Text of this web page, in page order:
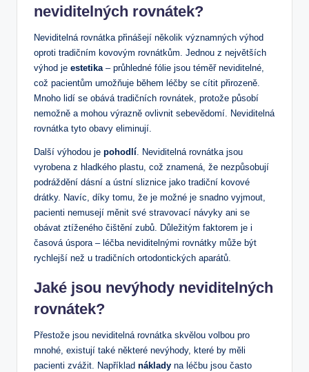
neviditelných rovnátek?
Neviditelná rovnátka přinášejí několik významných výhod
oproti tradičním kovovým rovnátkům. Jednou z největších
výhod je estetika– průhledné fólie jsou téměř neviditelné,
což pacientům umožňuje během léčby se cítit přirozeně.
Mnoho lidí se obává tradičních rovnátek, protože působí
nemožně a mohou výrazně ovlivnit sebevědomí. Neviditelná
rovnátka tyto obavy eliminují.
Další výhodou je pohodlí. Neviditelná rovnátka jsou
vyrobena z hladkého plastu, což znamená, že nezpůsobují
podráždění dásní a ústní sliznice jako tradiční kovové
drátky. Navíc, díky tomu, že je možné je snadno vyjmout,
pacienti nemusejí měnit své stravovací návyky ani se
obávat ztíženého čištění zubů. Důležitým faktorem je i
časová úspora – léčba neviditelnými rovnátky může být
rychlejší než u tradičních ortodontických aparátů.
Jaké jsou nevýhody neviditelných
rovnátek?
Přestože jsou neviditelná rovnátka skvělou volbou pro
mnohé, existují také některé nevýhody, které by měli
pacienti zvážit. Například náklady na léčbu jsou často